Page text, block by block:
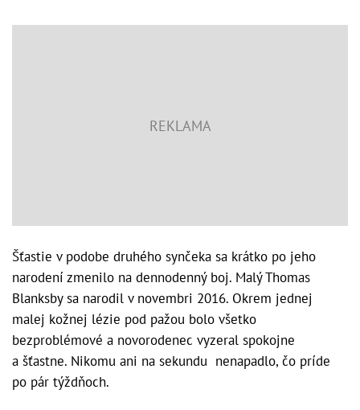
Šťastie v podobe druhého synčeka sa krátko po jeho
narodení zmenilo na dennodenný boj. Malý Thomas
Blanksby sa narodil v novembri 2016. Okrem jednej
malej kožnej lézie pod pažou bolo všetko
bezproblémové a novorodenec vyzeral spokojne
a šťastne. Nikomu ani na sekundu nenapadlo, čo príde
po pár týždňoch.